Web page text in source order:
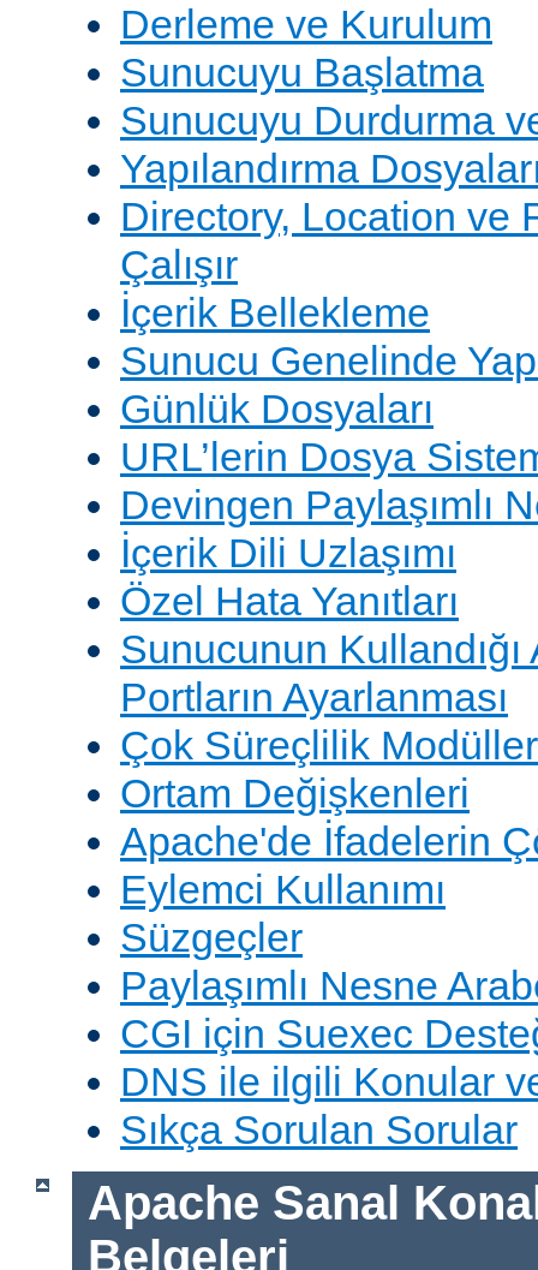
Derleme ve Kurulum
Sunucuyu Başlatma
Sunucuyu Durdurma
Yapılandırma
Directory, Location ve
Çalışır
İçerik Bellekleme
Sunucu Genelinde
Günlük Dosyaları
URL’lerin Dosya
Devingen Paylaşımlı
İçerik Dili Uzlaşımı
Özel Hata Yanıtları
Sunucunun
Portların Ayarlanması
Çok Süreçlilik
Ortam Değişkenleri
Apache'de İfadelerin
Eylemci Kullanımı
Süzgeçler
Paylaşımlı Nesne
CGI için Suexec
DNS ile ilgili Konular
Sıkça Sorulan Sorular
Apache Sanal
Belgeleri